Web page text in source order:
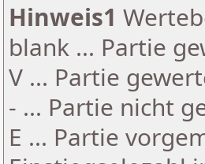
Hinweis1
blank ... Partie
V ... Partie
- ... Partie nicht
E ... Partie